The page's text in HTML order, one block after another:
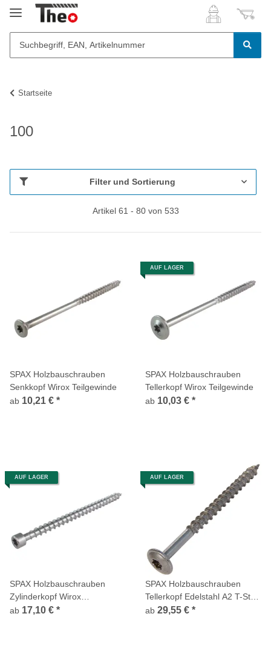
Startseite
100
Filter und Sortierung
Artikel 61 - 80 von 533
SPAX Holzbauschrauben
Senkkopf Wirox Teilgewinde
ab 10,21 € *
AUF LAGER
SPAX Holzbauschrauben
Tellerkopf Wirox Teilgewinde
ab 10,03 € *
AUF LAGER
SPAX Holzbauschrauben
Zylinderkopf Wirox
Vollgewinde
ab 17,10 € *
AUF LAGER
SPAX Holzbauschrauben
Tellerkopf Edelstahl A2 T-Star
plus
ab 29,55 € *